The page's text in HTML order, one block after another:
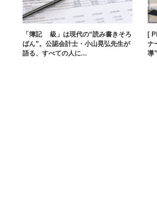
「簿記3級」は現代の“読み書きそろ
ばん”。公認会計士・小山晃弘先生が
語る、すべての人に...
[
ナ
導